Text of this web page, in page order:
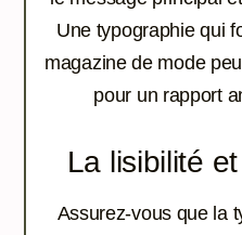
Une typographie qui
magazine de mode
pour un rapport
La lisibilité
Assurez-vous que la